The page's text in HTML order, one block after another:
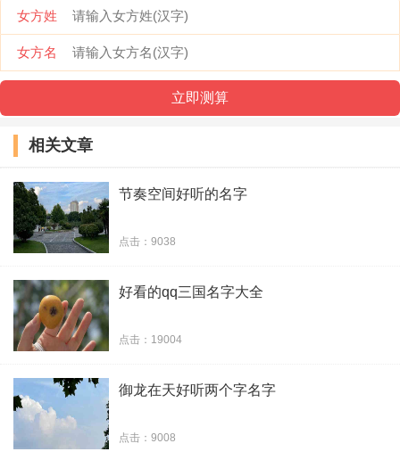
26、落清岚秋冬以致
27、兽
28、所有的痛都不算痛
30、贝梦
31、乐观的小懒虫
32、我特别甜
33、げ單ヲ蒓ダ
34、薇薇↘一笑
35、放飞的风筝。
女方姓
女方名
相关文章
节奏空间好听的名字
点击：9038
好看的qq三国名字大全
点击：19004
御龙在天好听两个字名字
点击：9008